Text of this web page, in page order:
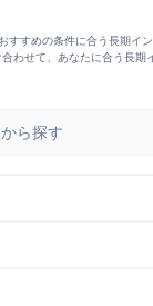
すすめの条件に合う長期イ
わせて、あなたに合う長期